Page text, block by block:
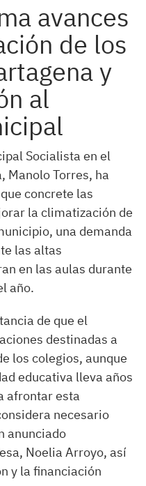
avances
de los
y
al
Socialista en el
Manolo Torres, ha
concrete las
la climatización de
una demanda
las altas
en las aulas durante
año.
de que el
destinadas a
los colegios, aunque
educativa lleva años
afrontar esta
necesario
anunciado
Noelia Arroyo, así
y la financiación